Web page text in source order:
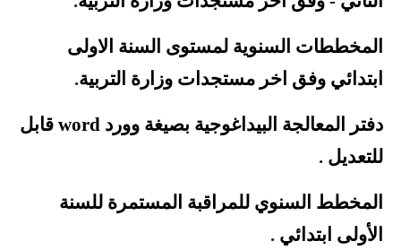
المخططات السنوية لمستوى السنة الاولى
ابتدائي وفق اخر مستجدات وزارة التربية.
دفتر المعالجة البيداغوجية بصيغة وورد word قابل
للتعديل .
المخطط السنوي للمراقبة المستمرة للسنة
الأولى ابتدائي .